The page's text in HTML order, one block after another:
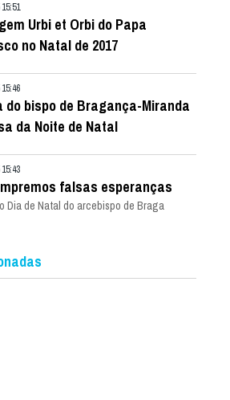
Urbi et Orbi do Papa
no Natal de 2017
do bispo de Bragança-Miranda
da Noite de Natal
falsas esperanças
Dia de Natal do arcebispo de Braga